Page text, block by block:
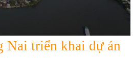
Nai triển khai dự án